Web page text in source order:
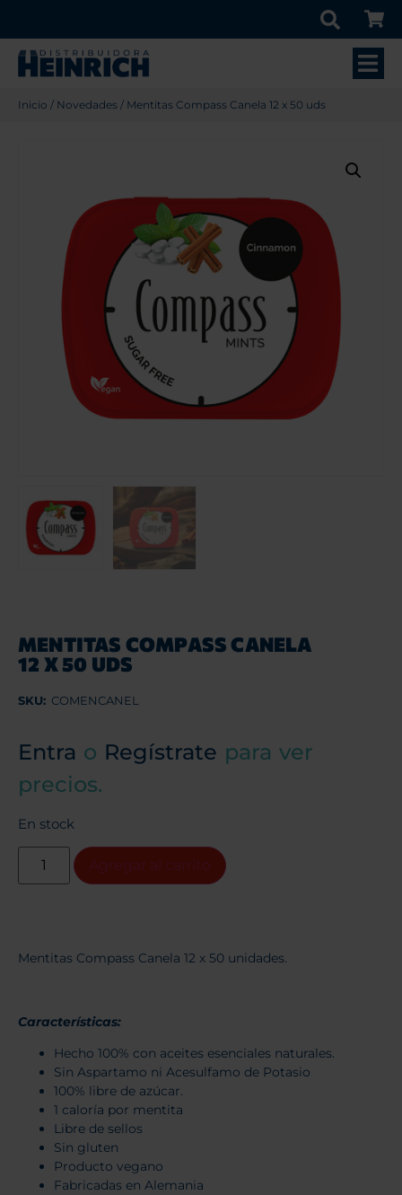
Inicio / Novedades / Mentitas Compass Canela 12 x 50 uds
MENTITAS COMPASS CANELA
12 X 50 UDS
SKU: COMENCANEL
Entra o Regístrate para ver
precios.
En stock
Mentitas Compass Canela 12 x 50 unidades.
Características:
Hecho 100% con aceites esenciales naturales.
Sin Aspartamo ni Acesulfamo de Potasio
100% libre de azúcar.
1 caloría por mentita
Libre de sellos
Sin gluten
Producto vegano
Fabricadas en Alemania